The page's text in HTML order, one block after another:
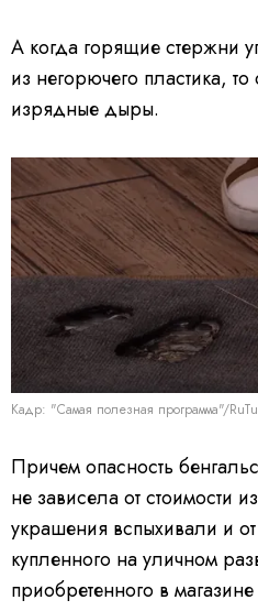
А когда горящие стержни
из негорючего пластика,
изрядные дыры.
Кадр: "Самая полезная программа"/
Причем опасность
не зависела от стоимости
украшения вспыхивали и
купленного на уличном
приобретенного в